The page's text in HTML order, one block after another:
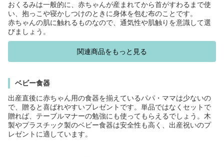
おくるみは一般的に、赤ちゃんが産まれてから首がすわるまで使
い、抱っこや寝かしつけのときに身体を包む布のことです。
赤ちゃんの肌に触れるものなので、通気性や肌触りを意識して選
びましょう。
関連商品をもっと見る
ベビー食器
出産直後に赤ちゃん用の食器を揃えているパパ・ママは少ないの
で、贈ると喜ばれやすいプレゼントです。単品ではなくセットで
贈れば、テーブルマナーの勉強にも使ってもらえるでしょう。木
製やプラスチック製のベビー食器は安全性も高く、出産祝いのプ
レゼントに適しています。